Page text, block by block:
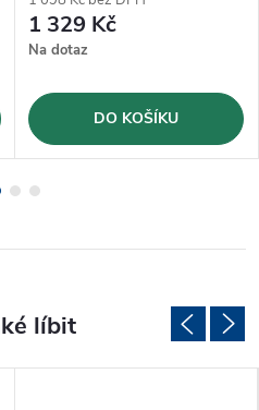
1 329 Kč
Na dotaz
DO KOŠÍKU